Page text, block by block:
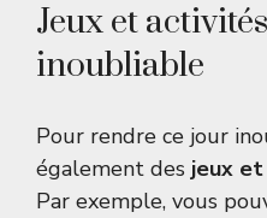
Jeux et
inoubliable
Pour rendre ce jour
également des jeux
Par exemple, vous